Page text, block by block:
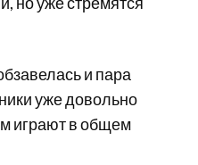
и пара
уже довольно
играют в общем